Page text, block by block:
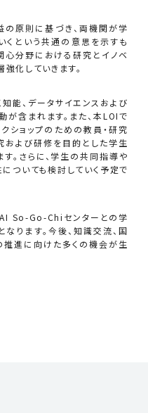
の原則に基づき、両機関が学
という共通の意思を示すも
心分野における研究とイノベ
化していきます。
能、データサイエンスおよび
含まれます。また、本LOIで
ショップのための教員・研究
および研修を目的とした学生
。さらに、学生の共同指導や
ついても検討していく予定で
So-Go-Chiセンターとの学
ります。今後、知識交流、国
進に向けた多くの機会が生